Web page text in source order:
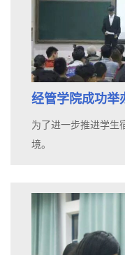
经管学院成功举
为了进一步推进学生
境。